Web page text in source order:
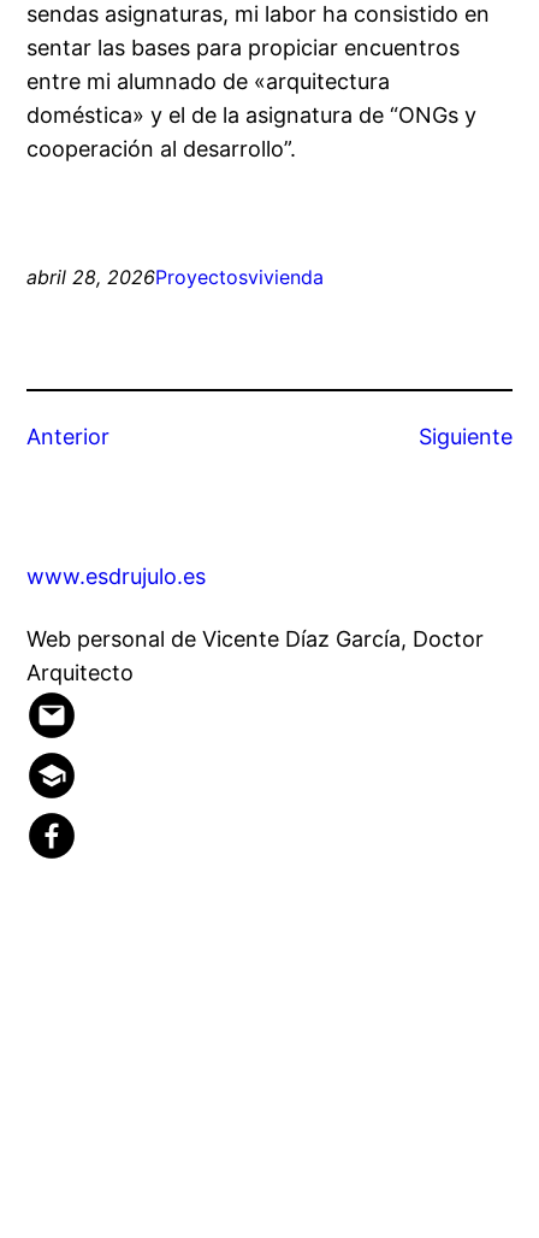
sendas asignaturas, mi labor ha consistido en
sentar las bases para propiciar encuentros
entre mi alumnado de «arquitectura
doméstica» y el de la asignatura de “ONGs y
cooperación al desarrollo”.
abril 28, 2026Proyectosvivienda
Anterior Siguiente
www.esdrujulo.es
Web personal de Vicente Díaz García, Doctor
Arquitecto